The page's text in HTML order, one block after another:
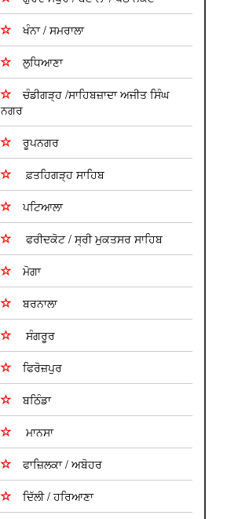
ਖੰਨਾ / ਸਮਰਾਲਾ
ਲੁਧਿਆਣਾ
ਚੰਡੀਗੜ੍ਹ /ਸਾਹਿਬਜ਼ਾਦਾ ਅਜੀਤ ਸਿੰਘ
ਨਗਰ
ਰੂਪਨਗਰ
ਫ਼ਤਹਿਗੜ੍ਹ ਸਾਹਿਬ
ਪਟਿਆਲਾ
ਫਰੀਦਕੋਟ / ਸ੍ਰੀ ਮੁਕਤਸਰ ਸਾਹਿਬ
ਮੋਗਾ
ਬਰਨਾਲਾ
ਸੰਗਰੂਰ
ਫਿਰੋਜ਼ਪੁਰ
ਬਠਿੰਡਾ
ਮਾਨਸਾ
ਫਾਜ਼ਿਲਕਾ / ਅਬੋਹਰ
ਦਿੱਲੀ / ਹਰਿਆਣਾ